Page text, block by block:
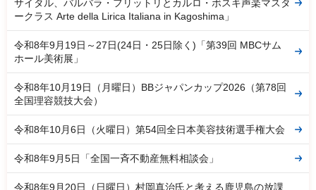
サイタル、バルバラ・フリットリとカルロ・ボスキ声楽マスタ
ークラス Arte della Lirica Italiana in Kagoshima」
令和8年9月19日～27日(24日・25日除く)「第39回 MBCサム
ホール美術展」
令和8年10月19日（月曜日）BBジャパンカップ2026（第78回
全国理容競技大会）
令和8年10月6日（火曜日）第54回全日本美容技術選手権大会
令和8年9月5日「全国一斉不動産無料相談会」
令和8年9月20日（日曜日）村岡真治氏と考える鹿児島の放課